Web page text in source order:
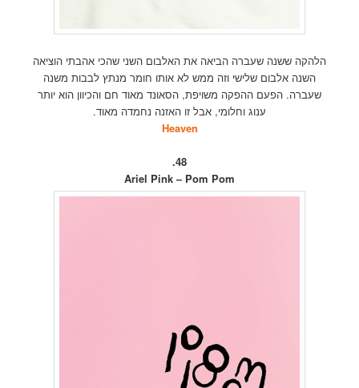
הלהקה ששנה שעברה הביאה את האלבום השני שהכי אהבתי הוציאה
השנה אלבום שלישי וזה ממש לא אותו חומר מנתץ לבבות משנה
שעברה. הפעם ההפקה משויפת, הסאונד מאוד חם והכיוון הוא יותר
ענוג וחלומי, אבל זו האזנה נחמדה מאוד.
Heaven
48.
Ariel Pink – Pom Pom